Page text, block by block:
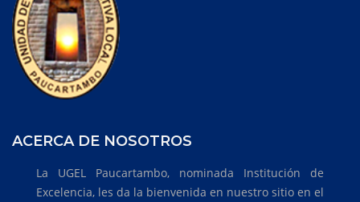
ACERCA DE NOSOTROS
La UGEL Paucartambo, nominada Institución de
Excelencia, les da la bienvenida en nuestro sitio en el